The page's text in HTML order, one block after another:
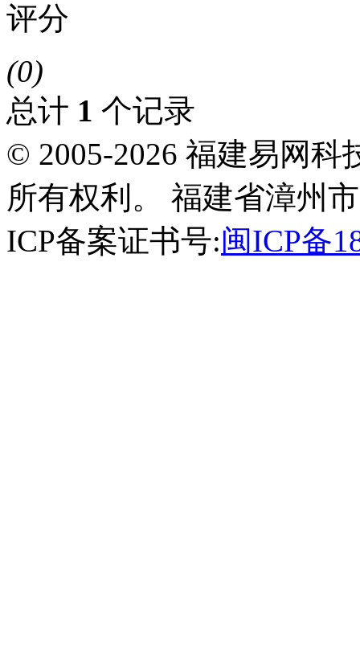
评分
(0)
总计 1 个记录
© 2005-2026 福建易网
所有权利。 福建省漳州
ICP备案证书号:闽ICP备